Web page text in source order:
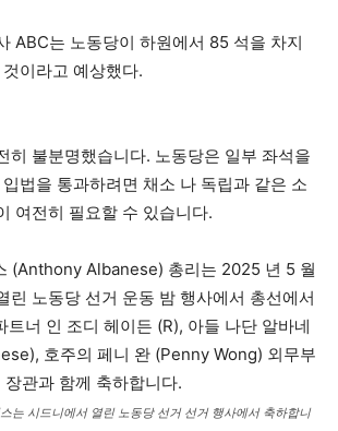
ABC는 노동당이 하원에서 85 석을 차지
이라고 예상했다.
히 불분명했습니다. 노동당은 일부 좌석을
법을 통과하려면 채소 나 독립과 같은 소
여전히 필요할 수 있습니다.
는 시드니에서 열린 노동당 선거 선거 행사에서 축하합니